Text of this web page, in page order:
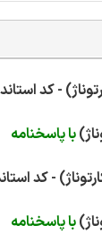
با پاسخنامه
با پاسخنامه